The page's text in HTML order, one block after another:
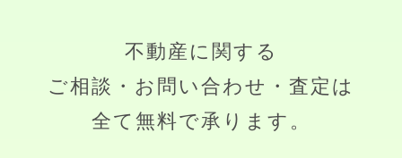
不動産に関する
ご相談・お問い合わせ・査定は
全て無料で承ります。